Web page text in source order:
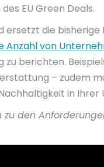
EU Green Deals.
ersetzt die
Anzahl von
zu berichten.
– zudem
in
den